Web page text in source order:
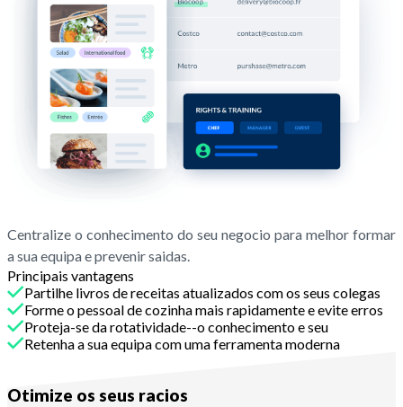
Centralize o conhecimento do seu negocio para melhor formar
a sua equipa e prevenir saidas.
Principais vantagens
Partilhe livros de receitas atualizados com os seus colegas
Forme o pessoal de cozinha mais rapidamente e evite erros
Proteja-se da rotatividade--o conhecimento e seu
Retenha a sua equipa com uma ferramenta moderna
Otimize os seus racios